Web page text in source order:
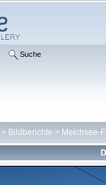
Suche
> Bildberichte > Melchsee-